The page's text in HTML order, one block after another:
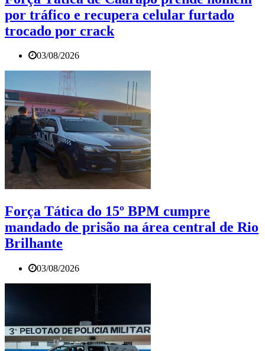
por tráfico e recupera celular furtado
trocado por crack
03/08/2026
Força Tática do 15º BPM cumpre
mandado de prisão na área central de Rio
Brilhante
03/08/2026